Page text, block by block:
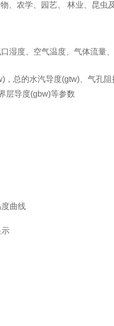
、农学、园艺、
林业、昆虫
湿度、空气温度、气体流量、
，总的水汽导度(gtw) 、气孔
层导度(gbw)等参数
曲线
示